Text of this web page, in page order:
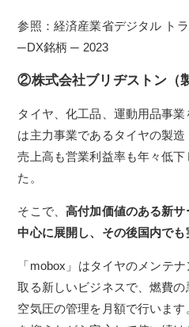
参照：経済産業省デジタル ト
─DX銘柄 ─ 2023
②株式会社ブリヂストン（
タイヤ、化工品、運動用品事
は主力事業であるタイヤの製
売上高も営業利益率も年々低
た。
そこで、高付加価値のある新
中心に展開し、その後国内でも
「mobox」はタイヤのメンテ
取る新しいビジネスで、燃費
空気圧の管理を月額で行いま